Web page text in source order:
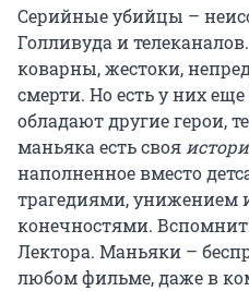
Серийные убийцы –
Голливуда и
коварны, жестоки,
смерти. Но есть у них
обладают другие герои,
маньяка есть своя
наполненное вместо
трагедиями, унижением
конечностями.
Лектора. Маньяки –
любом фильме, даже в